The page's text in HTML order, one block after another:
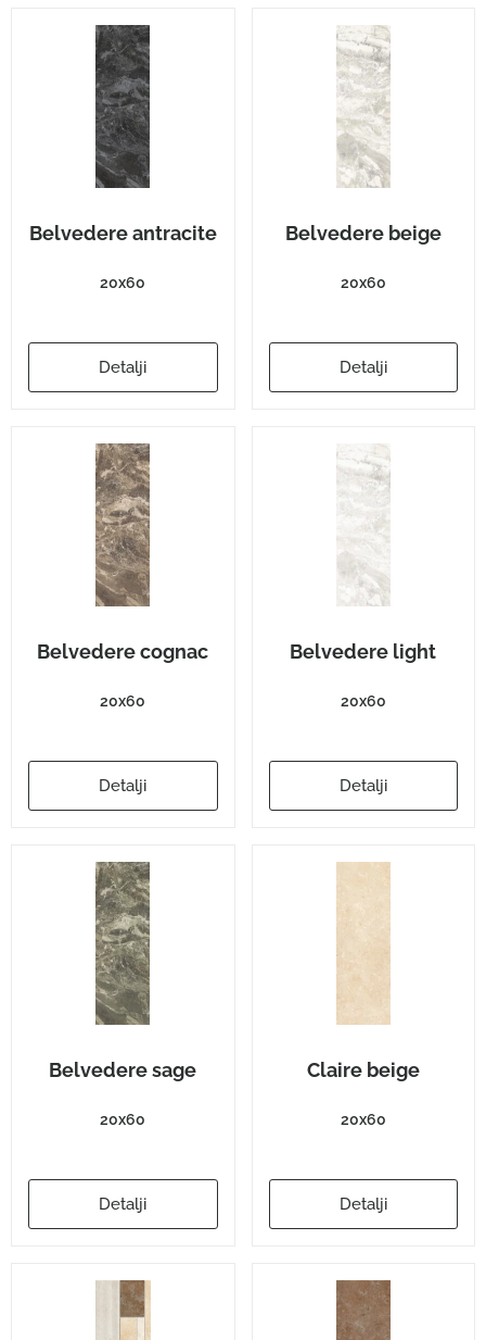
Belvedere antracite
20x60
Detalji
Belvedere beige
20x60
Detalji
Belvedere cognac
20x60
Detalji
Belvedere light
20x60
Detalji
Belvedere sage
20x60
Detalji
Claire beige
20x60
Detalji